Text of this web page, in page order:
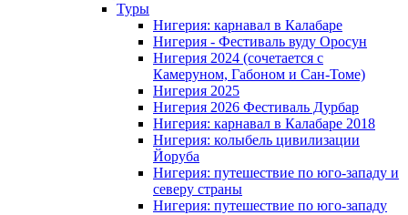
Туры
Нигерия: карнавал в Калабаре
Нигерия - Фестиваль вуду Оросун
Нигерия 2024 (сочетается с
Камеруном, Габоном и Сан-Томе)
Нигерия 2025
Нигерия 2026 Фестиваль Дурбар
Нигерия: карнавал в Калабаре 2018
Нигерия: колыбель цивилизации
Йоруба
Нигерия: путешествие по юго-западу и
северу страны
Нигерия: путешествие по юго-западу